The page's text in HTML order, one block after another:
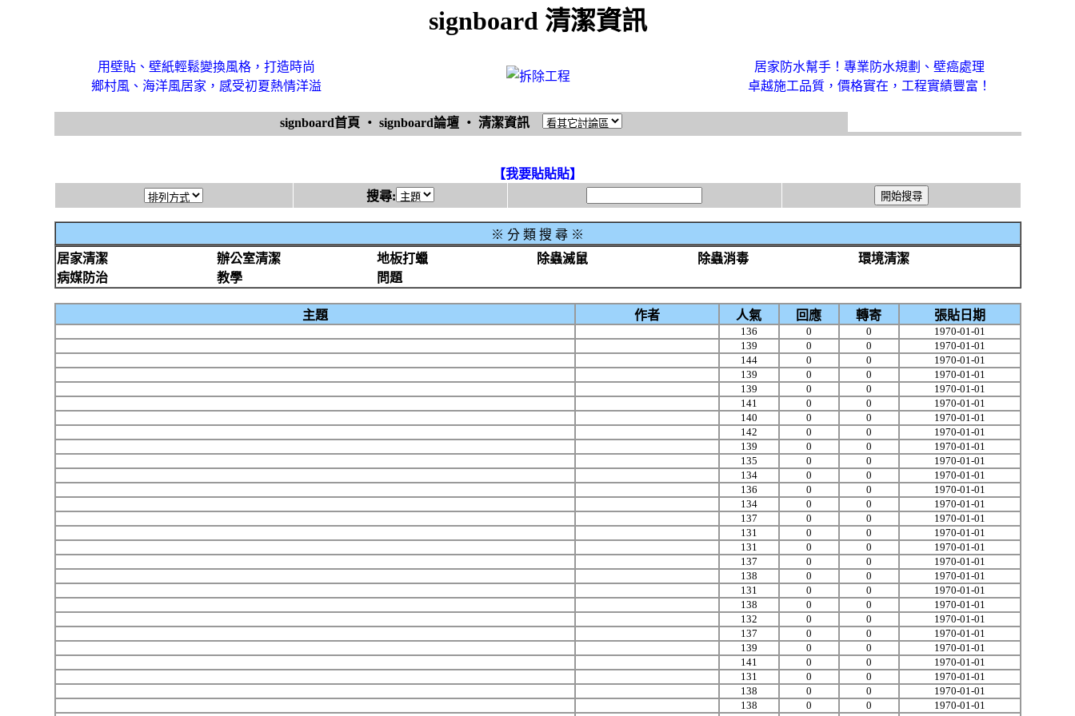
signboard 清潔資訊
用壁貼、壁紙輕鬆變換風格，打造時尚
鄉村風、海洋風居家，感受初夏熱情洋溢
居家防水幫手！專業防水規劃、壁癌處理
卓越施工品質，價格實在，工程實績豐富！
signboard首頁 ‧ signboard論壇 ‧ 清潔資訊
【我要貼貼貼】
搜尋:
※ 分 類 搜 尋 ※
居家清潔
辦公室清潔 地板打蠟 除蟲滅鼠 除蟲消毒
環境清潔
病媒防治
教學 問題
主題 作者 人氣 回應 轉寄 張貼日期
136 0 0
1970-01-01
139
0 0
1970-01-01
144
0 0
1970-01-01
139
0 0
1970-01-01
139
0 0
1970-01-01
141
0 0
1970-01-01
140
0 0
1970-01-01
142
0 0
1970-01-01
139
0 0
1970-01-01
135
0 0
1970-01-01
134
0 0
1970-01-01
136
0 0
1970-01-01
134
0 0
1970-01-01
137
0 0
1970-01-01
131
0 0
1970-01-01
131
0 0
1970-01-01
137
0 0
1970-01-01
138
0 0
1970-01-01
131
0 0
1970-01-01
138
0 0
1970-01-01
132
0 0
1970-01-01
137
0 0
1970-01-01
139
0 0
1970-01-01
141
0 0
1970-01-01
131
0 0
1970-01-01
138
0 0
1970-01-01
138
0 0
1970-01-01